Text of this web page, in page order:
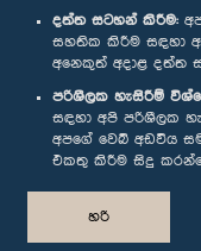
දත්ත සටහන් කිරීම:
සහතික කිරීම සඳහා
අනෙකුත් අදාළ දත්ත
පරිශීලක හැසිරීම්
සඳහා අපි පරිශීලක
අපගේ වෙබ් අඩවිය
එකතු කිරීම සිදු
හරි
අප හා සම්බන්ධ වී
සම්මාන
පෞද්ගලිකත්ව ප්‍රතිපත්තිය